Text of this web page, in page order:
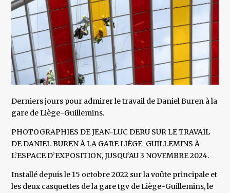
Derniers jours pour admirer le travail de Daniel Buren à la
gare de Liège-Guillemins.
PHOTOGRAPHIES DE JEAN-LUC DERU SUR LE TRAVAIL
DE DANIEL BUREN À LA GARE LIÈGE-GUILLEMINS À
L’ESPACE D’EXPOSITION, JUSQU’AU 3 NOVEMBRE 2024.
Installé depuis le 15 octobre 2022 sur la voûte principale et
les deux casquettes de la gare tgv de Liège-Guillemins, le